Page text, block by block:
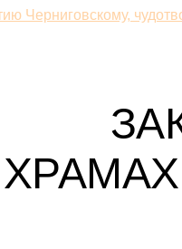
Черниговскому,